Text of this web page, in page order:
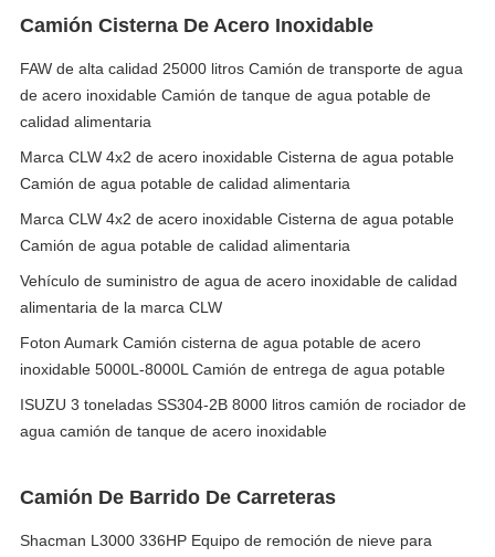
Camión Cisterna De Acero Inoxidable
FAW de alta calidad 25000 litros Camión de transporte de agua
de acero inoxidable Camión de tanque de agua potable de
calidad alimentaria
Marca CLW 4x2 de acero inoxidable Cisterna de agua potable
Camión de agua potable de calidad alimentaria
Marca CLW 4x2 de acero inoxidable Cisterna de agua potable
Camión de agua potable de calidad alimentaria
Vehículo de suministro de agua de acero inoxidable de calidad
alimentaria de la marca CLW
Foton Aumark Camión cisterna de agua potable de acero
inoxidable 5000L-8000L Camión de entrega de agua potable
ISUZU 3 toneladas SS304-2B 8000 litros camión de rociador de
agua camión de tanque de acero inoxidable
Camión De Barrido De Carreteras
Shacman L3000 336HP Equipo de remoción de nieve para